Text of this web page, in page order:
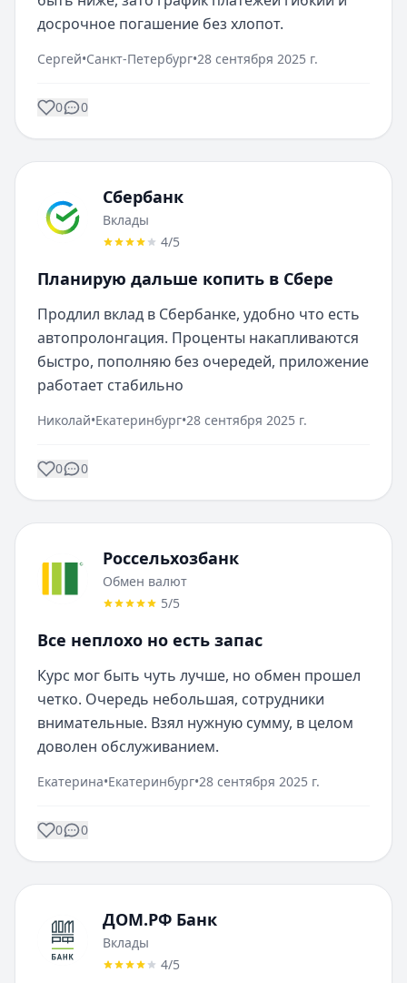
досрочное погашение без хлопот.
Сергей•Санкт-Петербург•28 сентября 2025 г.
0 0
Сбербанк
Вклады
4/5
Планирую дальше копить в Сбере
Продлил вклад в Сбербанке, удобно что есть
автопролонгация. Проценты накапливаются
быстро, пополняю без очередей, приложение
работает стабильно
Николай•Екатеринбург•28 сентября 2025 г.
0 0
Россельхозбанк
Обмен валют
5/5
Все неплохо но есть запас
Курс мог быть чуть лучше, но обмен прошел
четко. Очередь небольшая, сотрудники
внимательные. Взял нужную сумму, в целом
доволен обслуживанием.
Екатерина•Екатеринбург•28 сентября 2025 г.
0 0
ДОМ.РФ Банк
Вклады
4/5